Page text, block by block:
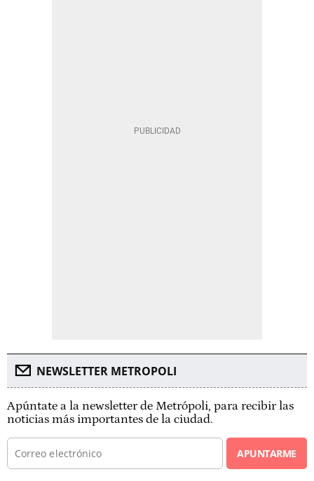
NEWSLETTER METROPOLI
Apúntate a la newsletter de Metrópoli, para recibir las
noticias más importantes de la ciudad.
APUNTARME